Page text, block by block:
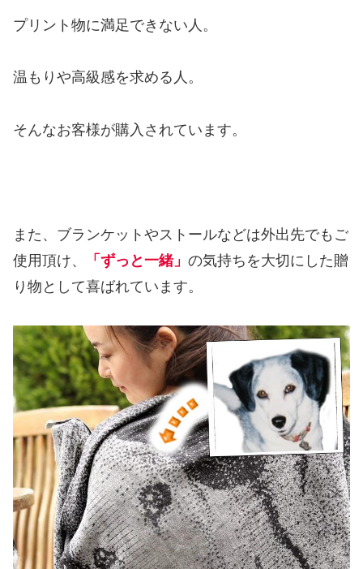
プリント物に満足できない人。
温もりや高級感を求める人。
そんなお客様が購入されています。
また、ブランケットやストールなどは外出先でもご
使用頂け、
「ずっと一緒」 の気持ちを大切にした贈
り物として喜ばれています。